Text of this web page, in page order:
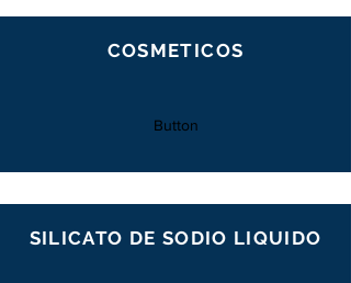
COSMETICOS
Button
SILICATO DE SODIO LIQUIDO